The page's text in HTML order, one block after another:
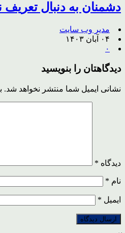
دشمنان به دنبال
مدیر وب سایت
۰۴ آبان ۱۴۰۳
۰
دیدگاهتان را بنویسید
نشانی ایمیل شما منتشر نخواهد شد.
دیدگاه *
نام *
ایمیل *